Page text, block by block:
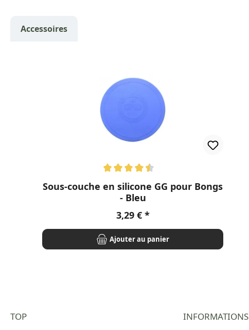
Accessoires
Note moyenne de 4.5 sur 5 étoiles
Sous-couche en silicone GG pour Bongs
- Bleu
Prix régulier :
3,29 €
Ajouter au panier
TOP INFORMATIONS